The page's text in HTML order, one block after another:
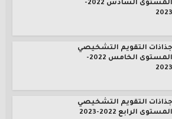
المستوى السادس 2022-
2023
جذاذات التقويم التشخيصي
المستوى الخامس 2022-
2023
جذاذات التقويم التشخيصي
المستوى الرابع 2022-2023